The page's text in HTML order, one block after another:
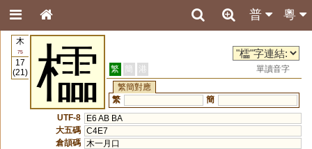
粵
普
木
75
17
(21)
櫺 繁 簡 港
單讀音字
繁簡對應
繁
簡
UTF-8
E6 AB BA
大五碼 C4E7
倉頡碼
木一月口